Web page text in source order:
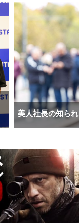
美人社長の知ら